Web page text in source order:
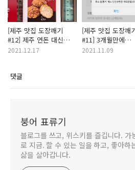
[제주 맛집 도장깨기
#12] 제주 연돈 대신
연돈 볼카츠? 느끼짭짤!
2021.12.17
[제주 맛집 도장깨
#11] 3개월만에
예약성공한 기쁨의
2021.11.09
댓글
붕어 표류기
블로그를 쓰고, 위스키를 즐깁니다. 가
로 지금. 할 수 있는 일을 하고, 좋아하
삶을 살아갑니다.